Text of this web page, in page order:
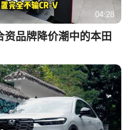
04:28
品牌降价潮中的本田